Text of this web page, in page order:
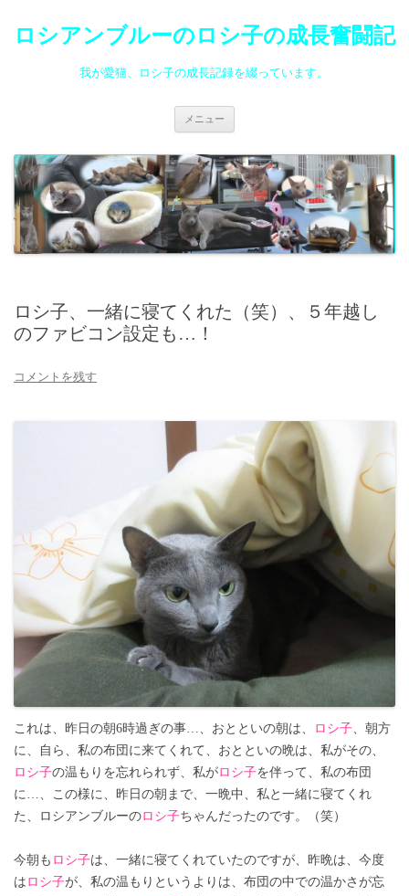
ロシアンブルーのロシ子の成長奮闘記
我が愛猫、ロシ子の成長記録を綴っています。
メニュー
ツ
へ
ス
キ
ッ
プ
ロシ子、一緒に寝てくれた（笑）、５年越し
のファビコン設定も…！
コメントを残す
これは、昨日の朝6時過ぎの事…、おとといの朝は、 ロシ子、朝方
に、自ら、私の布団に来てくれて、おとといの晩は、私がその、
ロシ子の温もりを忘れられず、私がロシ子を伴って、私の布団
に…、この様に、昨日の朝まで、一晩中、私と一緒に寝てくれ
た、ロシアンブルーのロシ子ちゃんだったのです。（笑）
今朝も ロシ子は、一緒に寝てくれていたのですが、昨晩は、今度
は ロシ子が、私の温もりというよりは、布団の中での温かさが忘